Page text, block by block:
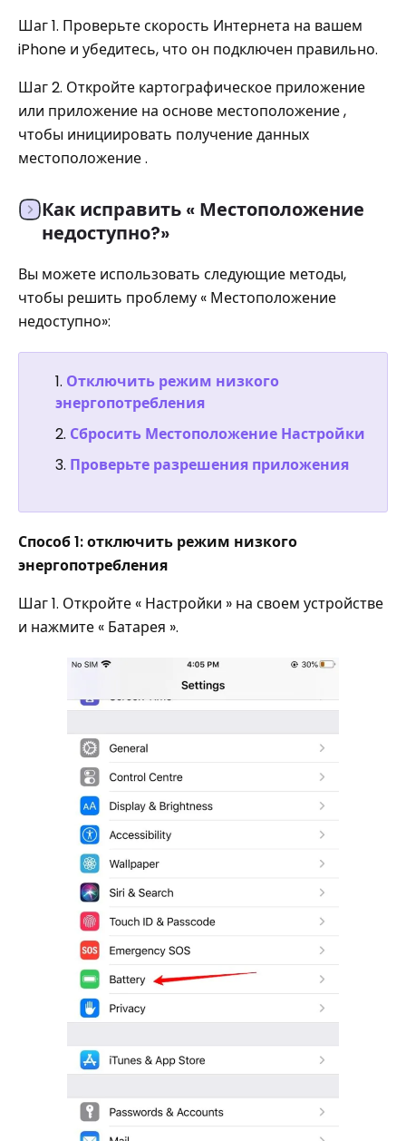
Шаг 1. Проверьте скорость Интернета на вашем
iPhone и убедитесь, что он подключен правильно.
Шаг 2. Откройте картографическое приложение
или приложение на основе местоположение ,
чтобы инициировать получение данных
местоположение .
Как исправить « Местоположение
недоступно?»
Вы можете использовать следующие методы,
чтобы решить проблему « Местоположение
недоступно»:
Отключить режим низкого
энергопотребления
Сбросить Местоположение Настройки
Проверьте разрешения приложения
Способ 1: отключить режим низкого
энергопотребления
Шаг 1. Откройте « Настройки » на своем устройстве
и нажмите « Батарея ».